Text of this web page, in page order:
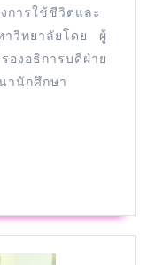
การใช้ชีวิตและ
าวิทยาลัยโดย ผู้
งอธิการบดีฝ่าย
านักศึกษา